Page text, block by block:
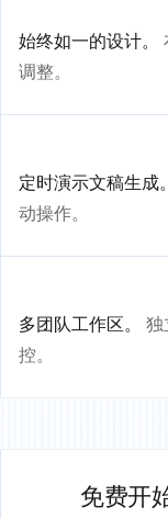
始终如一的设计。
调整。
定时演示文稿生成。
动操作。
多团队工作区。
独
控。
免费开